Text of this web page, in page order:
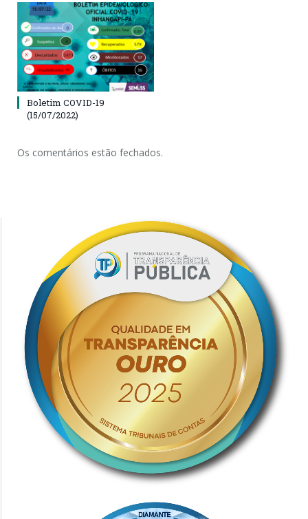
Boletim COVID-19
(15/07/2022)
Os comentários estão fechados.